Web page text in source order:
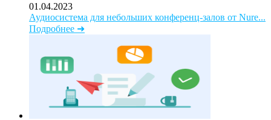
01.04.2023
Аудиосистема для небольших конференц-залов от Nure...
Подробнее ➜